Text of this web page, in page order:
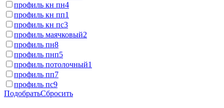
профиль кн пн4
профиль кн пп1
профиль кн пс3
профиль маячковый2
профиль пн8
профиль пнп5
профиль потолочный1
профиль пп7
профиль пс9
ПодобратьСбросить